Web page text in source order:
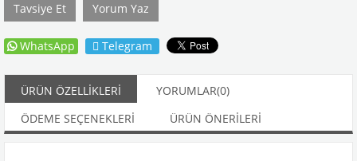
Tavsiye Et Yorum Yaz
WhatsApp Telegram
ÜRÜN ÖZELLIKLERI YORUMLAR(0)
ÖDEME SEÇENEKLERI
ÜRÜN ÖNERILERI